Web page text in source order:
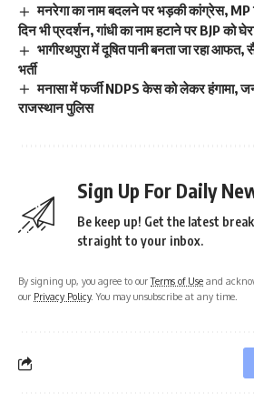
मनरेगा का नाम बदलने पर भड़की कांग्रेस,
दिन भी प्रदर्शन, गांधी का नाम हटाने पर BJP को
भागीरथपुरा में दूषित पानी बनता जा रहा
भर्ती
मनासा में फर्जी NDPS केस को लेकर हंगामा,
राजस्थान पुलिस
Sign Up For Daily
Be keep up! Get the latest
straight to your inbox.
By signing up, you agree to ourTerms of Use and
our Privacy Policy. You may unsubscribe at any time.